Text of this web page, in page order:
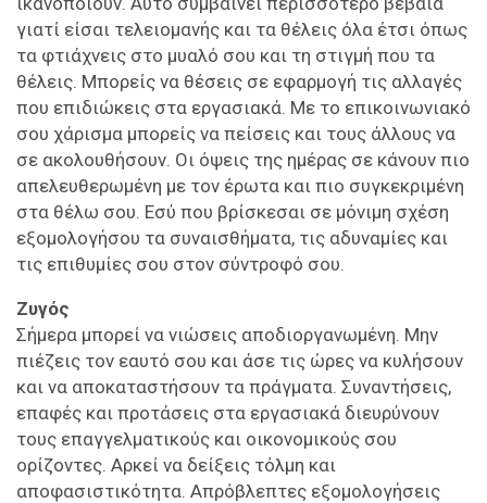
γιατί είσαι τελειομανής και τα θέλεις όλα έτσι όπως
τα φτιάχνεις στο μυαλό σου και τη στιγμή που τα
θέλεις. Μπορείς να θέσεις σε εφαρμογή τις αλλαγές
που επιδιώκεις στα εργασιακά. Με το επικοινωνιακό
σου χάρισμα μπορείς να πείσεις και τους άλλους να
σε ακολουθήσουν. Οι όψεις της ημέρας σε κάνουν πιο
απελευθερωμένη με τον έρωτα και πιο συγκεκριμένη
στα θέλω σου. Εσύ που βρίσκεσαι σε μόνιμη σχέση
εξομολογήσου τα συναισθήματα, τις αδυναμίες και
τις επιθυμίες σου στον σύντροφό σου.
Ζυγός
Σήμερα μπορεί να νιώσεις αποδιοργανωμένη. Μην
πιέζεις τον εαυτό σου και άσε τις ώρες να κυλήσουν
και να αποκαταστήσουν τα πράγματα. Συναντήσεις,
επαφές και προτάσεις στα εργασιακά διευρύνουν
τους επαγγελματικούς και οικονομικούς σου
ορίζοντες. Αρκεί να δείξεις τόλμη και
αποφασιστικότητα. Απρόβλεπτες εξομολογήσεις